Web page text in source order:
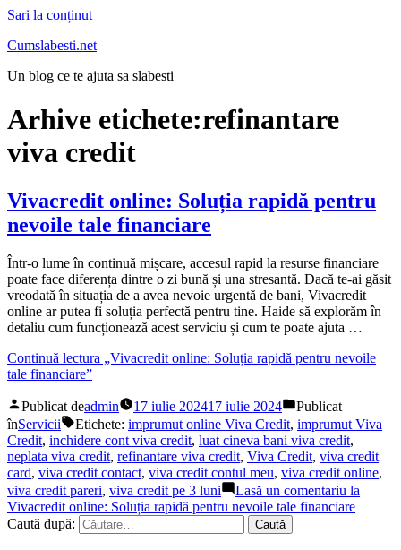
Sari la conținut
Cumslabesti.net
Un blog ce te ajuta sa slabesti
Arhive etichete:refinantare
viva credit
Vivacredit online: Soluția rapidă pentru
nevoile tale financiare
Într-o lume în continuă mișcare, accesul rapid la resurse financiare
poate face diferența dintre o zi bună și una stresantă. Dacă te-ai găsit
vreodată în situația de a avea nevoie urgentă de bani, Vivacredit
online ar putea fi soluția perfectă pentru tine. Haide să explorăm în
detaliu cum funcționează acest serviciu și cum te poate ajuta …
Continuă lectura „Vivacredit online: Soluția rapidă pentru nevoile
tale financiare”
Publicat deadmin 17 iulie 202417 iulie 2024
Publicat
înServicii Etichete: imprumut online Viva Credit, imprumut Viva
Credit, inchidere cont viva credit, luat cineva bani viva credit,
neplata viva credit, refinantare viva credit, Viva Credit, viva credit
card, viva credit contact, viva credit contul meu, viva credit online,
viva credit pareri, viva credit pe 3 luni Lasă un comentariu la
Vivacredit online: Soluția rapidă pentru nevoile tale financiare
Caută după: